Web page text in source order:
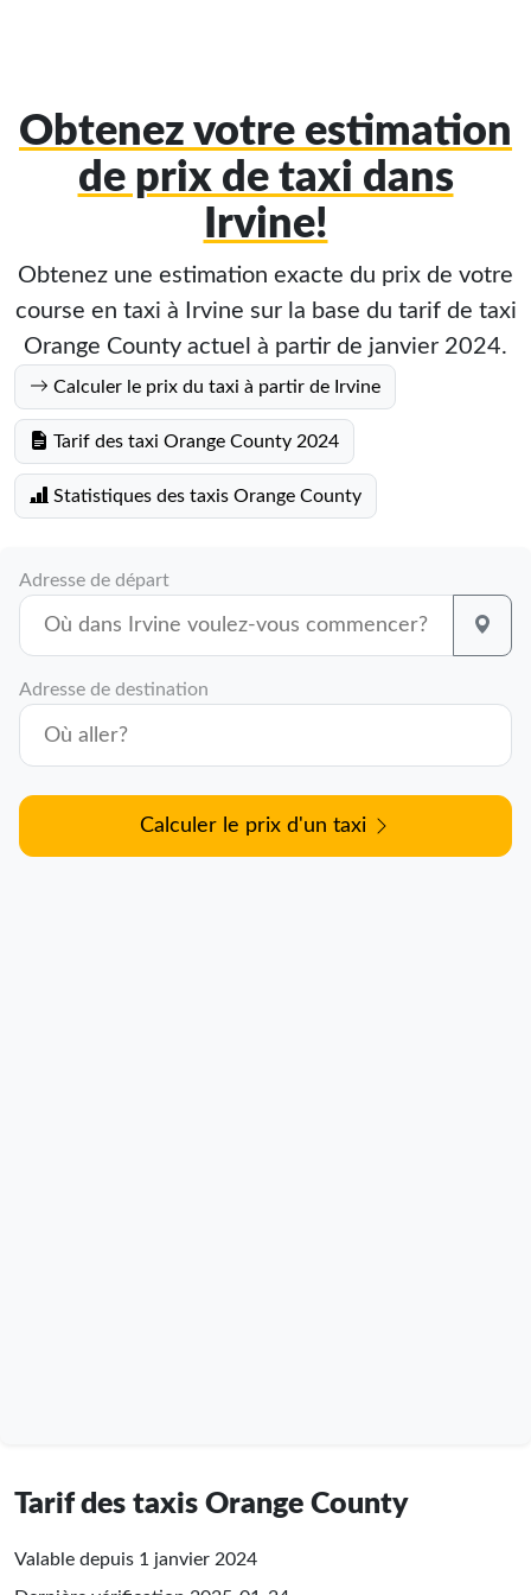
Obtenez votre estimation
de prix de taxi dans
Irvine!
Obtenez une estimation exacte du prix de votre
course en taxi à Irvine sur la base du tarif de taxi
Orange County actuel à partir de janvier 2024.
Calculer le prix du taxi à partir de Irvine
Tarif des taxi Orange County 2024
Statistiques des taxis Orange County
Adresse de départ
Adresse de destination
Calculer le prix d'un taxi
Tarif des taxis Orange County
Valable depuis 1 janvier 2024